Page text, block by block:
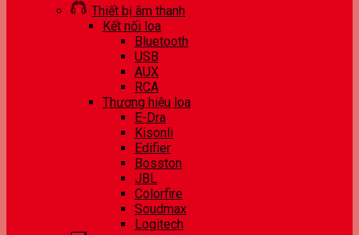
Thiết bị âm thanh
Kết nối loa
Bluetooth
USB
AUX
RCA
Thương hiệu loa
E-Dra
Kisonli
Edifier
Bosston
JBL
Colorfire
Soudmax
Logitech